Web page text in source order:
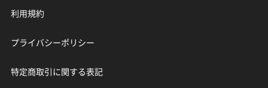
利用規約
プライバシーポリシー
特定商取引に関する表記